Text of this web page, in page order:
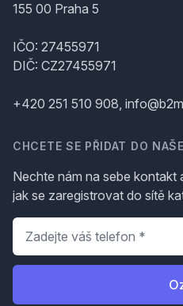
155 00 Praha 5
IČO: 27455971
DIČ: CZ27455971
+420 251 510 908,
CHCETE SE PŘIDAT DO
Nechte nám na sebe
jak se zaregistrovat do sítě
Telefon